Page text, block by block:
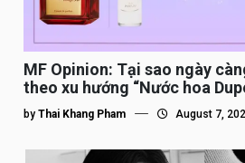
MF Opinion: Tại sao ngày
theo xu hướng “Nước hoa
by Thai Khang Pham August 7,